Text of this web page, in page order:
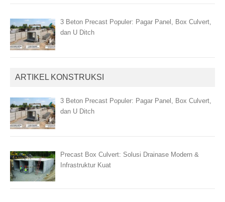
3 Beton Precast Populer: Pagar Panel, Box Culvert,
dan U Ditch
ARTIKEL KONSTRUKSI
3 Beton Precast Populer: Pagar Panel, Box Culvert,
dan U Ditch
Precast Box Culvert: Solusi Drainase Modern &
Infrastruktur Kuat